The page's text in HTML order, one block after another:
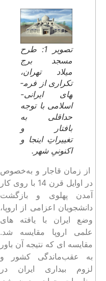
تصویر 1: طرح
مسجد برج
میلاد تهران،
تکراری از فرم­
های ایرانی-
اسلامی با توجه
حداقلی به
بافتار و
تغییراتِ اینجا و
اکنونیِ شهر.
از زمان قاجار و به‌خصوص
در اوایل قرن 14 با روی کار
آمدن پهلوی و بازگشت
دانشجویان اعزامی از اروپا،
وضع ایران با یافته ‏های
علمی اروپا مقایسه شد.
مقایسه ­ای که نتیجه آن باور
به عقب‌ماندگی کشور و
لزوم بیداری ایران در